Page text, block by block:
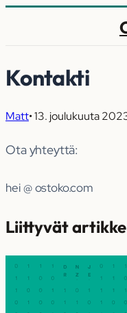
Kontakti
Matt•13. joulukuuta
Ota yhteyttä:
hei @ ostoko.com
Liittyvät